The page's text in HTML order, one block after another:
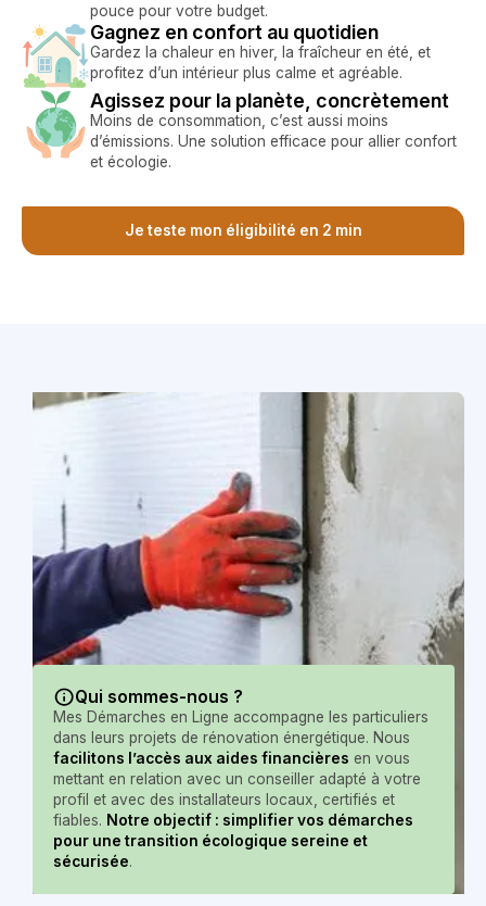
pouce pour votre budget.
Gagnez en confort au quotidien
Gardez la chaleur en hiver, la fraîcheur en été, et
profitez d’un intérieur plus calme et agréable.
Agissez pour la planète, concrètement
Moins de consommation, c’est aussi moins
d’émissions. Une solution efficace pour allier confort
et écologie.
Je teste mon éligibilité en 2 min
Qui sommes-nous ?
Mes Démarches en Ligne accompagne les particuliers
dans leurs projets de rénovation énergétique. Nous
facilitons l’accès aux aides financières en vous
mettant en relation avec un conseiller adapté à votre
profil et avec des installateurs locaux, certifiés et
fiables. Notre objectif : simplifier vos démarches
pour une transition écologique sereine et
sécurisée.